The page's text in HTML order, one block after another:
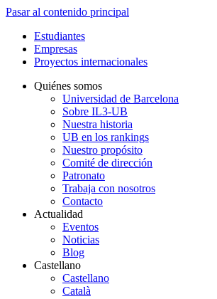
Pasar al contenido principal
Estudiantes
Empresas
Proyectos internacionales
Quiénes somos
Universidad de Barcelona
Sobre IL3-UB
Nuestra historia
UB en los rankings
Nuestro propósito
Comité de dirección
Patronato
Trabaja con nosotros
Contacto
Actualidad
Eventos
Noticias
Blog
Castellano
Castellano
Català